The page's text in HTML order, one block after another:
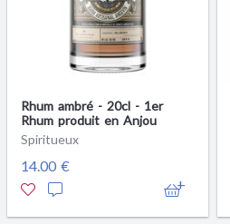
Rhum ambré - 20cl - 1er
Rhum produit en Anjou
Spiritueux
14.00 €